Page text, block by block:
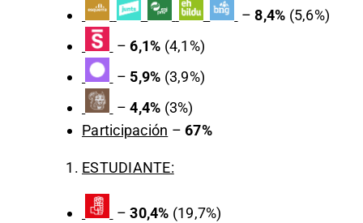
–8,4% (5,6%)
–6,1% (4,1%)
– 5,9% (3,9%)
–4,4% (3%)
Participación – 67%
ESTUDIANTE:
–30,4% (19,7%)